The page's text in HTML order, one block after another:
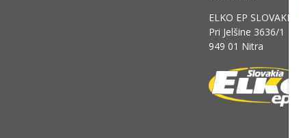
ELKO EP
Pri Jelšine 3636/1
949 01 Nitra